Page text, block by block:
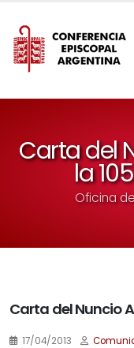
Carta del
la
Oficina
Carta del Nuncio
17/04/2013